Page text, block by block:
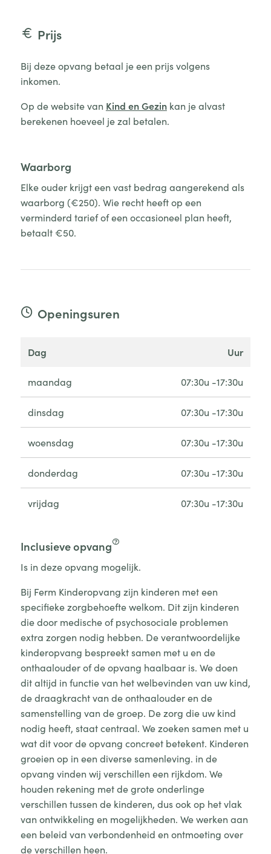
Prijs
Bij deze opvang betaal je een prijs volgens
inkomen.
Op de website van Kind en Gezinkan je alvast
berekenen hoeveel je zal betalen.
Waarborg
Elke ouder krijgt een vast bedrag aangerekend als
waarborg (€250). Wie recht heeft op een
verminderd tarief of een occasioneel plan heeft,
betaalt €50.
Openingsuren
dag uur
maandag 07:30u -17:30u
dinsdag 07:30u -17:30u
woensdag 07:30u -17:30u
donderdag 07:30u -17:30u
vrijdag 07:30u -17:30u
Inclusieve opvang
Is in deze opvang mogelijk.
Bij Ferm Kinderopvang zijn kinderen met een
specifieke zorgbehoefte welkom. Dit zijn kinderen
die door medische of psychosociale problemen
extra zorgen nodig hebben. De verantwoordelijke
kinderopvang bespreekt samen met u en de
onthaalouder of de opvang haalbaar is. We doen
dit altijd in functie van het welbevinden van uw kind,
de draagkracht van de onthaalouder en de
samenstelling van de groep. De zorg die uw kind
nodig heeft, staat centraal. We zoeken samen met u
wat dit voor de opvang concreet betekent. Kinderen
groeien op in een diverse samenleving. in de
opvang vinden wij verschillen een rijkdom. We
houden rekening met de grote onderlinge
verschillen tussen de kinderen, dus ook op het vlak
van ontwikkeling en mogelijkheden. We werken aan
een beleid van verbondenheid en ontmoeting over
de verschillen heen.